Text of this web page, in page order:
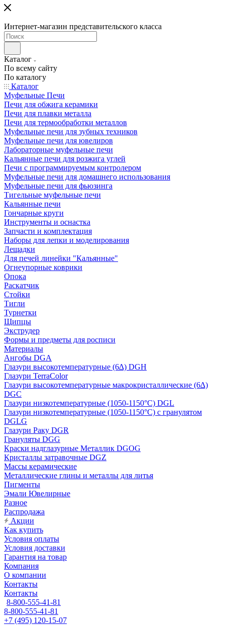
Интернет-магазин представительского класса
Каталог
По всему сайту
По каталогу
Каталог
Муфельные Печи
Печи для обжига керамики
Печи для плавки металла
Печи для термообработки металлов
Муфельные печи для зубных техников
Муфельные печи для ювелиров
Лабораторные муфельные печи
Кальянные печи для розжига углей
Печи с программируемым контролером
Муфельные печи для домашнего использования
Муфельные печи для фьюзинга
Тигельные муфельные печи
Кальянные печи
Гончарные круги
Инструменты и оснастка
Запчасти и комплектация
Наборы для лепки и моделирования
Лещадки
Для печей линейки "Кальянные"
Огнеупорные коврики
Опока
Раскатчик
Стойки
Тигли
Турнетки
Щипцы
Экструдер
Формы и предметы для росписи
Материалы
Ангобы DGA
Глазури высокотемпературные (6∆) DGH
Глазури TerraColor
Глазури высокотемпературные макрокристаллические (6∆)
DGC
Глазури низкотемпературные (1050-1150°С) DGL
Глазури низкотемпературные (1050-1150°С) с гранулятом
DGLG
Глазури Раку DGR
Грануляты DGG
Краски надглазурные Металлик DGOG
Кристаллы затравочные DGZ
Массы керамические
Металлические глины и металлы для литья
Пигменты
Эмали Ювелирные
Разное
Распродажа
Акции
Как купить
Условия оплаты
Условия доставки
Гарантия на товар
Компания
О компании
Контакты
Контакты
8-800-555-41-81
8-800-555-41-81
+7 (495) 120-15-07